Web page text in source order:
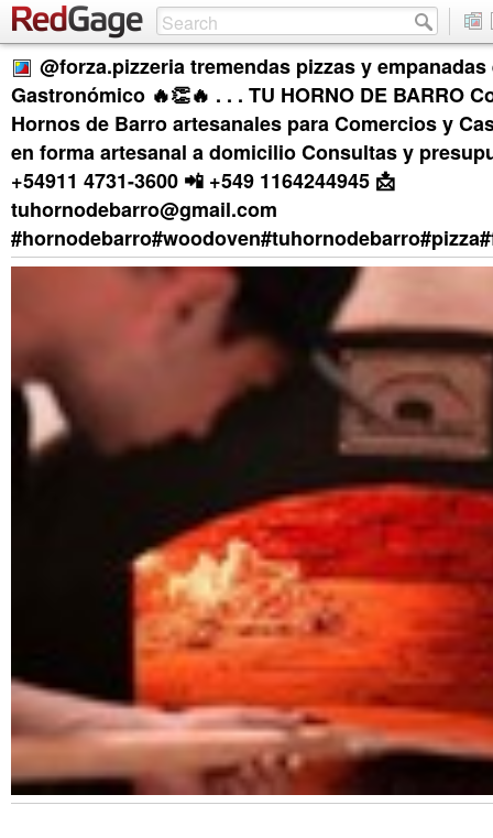
@forza.pizzeria tremendas pizzas y empanadas
Gastronómico 🔥👏🔥 . . . TU HORNO DE BARRO
Hornos de Barro artesanales para Comercios y
en forma artesanal a domicilio Consultas y
+54911 4731-3600 📲 +549 1164244945 📩
tuhornodebarro@gmail.com